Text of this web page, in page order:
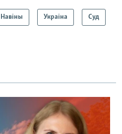
Навіны Украіна Суд